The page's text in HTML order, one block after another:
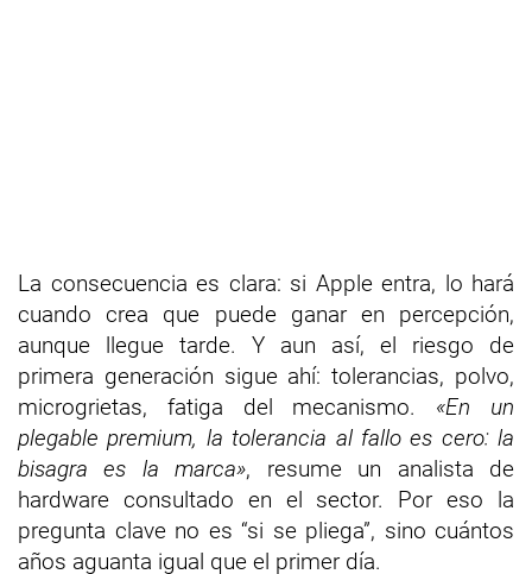
La consecuencia es clara: si Apple entra, lo hará
cuando crea que puede ganar en percepción,
aunque llegue tarde. Y aun así, el riesgo de
primera generación sigue ahí: tolerancias, polvo,
microgrietas, fatiga del mecanismo. «En un
plegable premium, la tolerancia al fallo es cero: la
bisagra es la marca», resume un analista de
hardware consultado en el sector. Por eso la
pregunta clave no es “si se pliega”, sino cuántos
años aguanta igual que el primer día.